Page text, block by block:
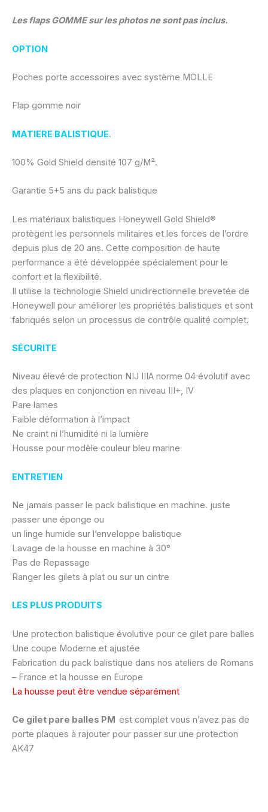
Les flaps GOMME sur les photos ne sont pas inclus.
OPTION
Poches porte accessoires avec système MOLLE
Flap gomme noir
MATIERE BALISTIQUE.
100% Gold Shield densité 107 g/M².
Garantie 5+5 ans du pack balistique
Les matériaux balistiques Honeywell Gold Shield®
protègent les personnels militaires et les forces de l’ordre
depuis plus de 20 ans. Cette composition de haute
performance a été développée spécialement pour le
confort et la flexibilité.
Il utilise la technologie Shield unidirectionnelle brevetée de
Honeywell pour améliorer les propriétés balistiques et sont
fabriqués selon un processus de contrôle qualité complet.
SÉCURITE
Niveau élevé de protection NIJ IIIA norme 04 évolutif avec
des plaques en conjonction en niveau III+, IV
Pare lames
Faible déformation à l’impact
Ne craint ni l’humidité ni la lumière
Housse pour modèle couleur bleu marine
ENTRETIEN
Ne jamais passer le pack balistique en machine. juste
passer une éponge ou
un linge humide sur l’enveloppe balistique
Lavage de la housse en machine à 30°
Pas de Repassage
Ranger les gilets à plat ou sur un cintre
LES PLUS PRODUITS
Une protection balistique évolutive pour ce gilet pare balles
Une coupe Moderne et ajustée
Fabrication du pack balistique dans nos ateliers de Romans
– France et la housse en Europe
La housse peut être vendue séparément
Ce gilet pare balles PM est complet vous n’avez pas de
porte plaques à rajouter pour passer sur une protection
AK47